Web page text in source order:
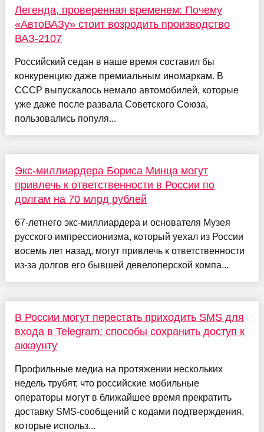
Легенда, проверенная временем: Почему
«АвтоВАЗу» стоит возродить производство
ВАЗ-2107
Российский седан в наше время составил бы
конкуренцию даже премиальным иномаркам. В
СССР выпускалось немало автомобилей, которые
уже даже после развала Советского Союза,
пользовались популя...
Экс-миллиардера Бориса Минца могут
привлечь к ответственности в России по
долгам на 70 млрд рублей
67-летнего экс-миллиардера и основателя Музея
русского импрессионизма, который уехал из России
восемь лет назад, могут привлечь к ответственности
из-за долгов его бывшей девелоперской компа...
В России могут перестать приходить SMS для
входа в Telegram: способы сохранить доступ к
аккаунту
Профильные медиа на протяжении нескольких
недель трубят, что российские мобильные
операторы могут в ближайшее время прекратить
доставку SMS-сообщений с кодами подтверждения,
которые использ...